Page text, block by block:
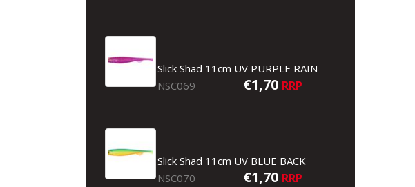
Slick Shad 11cm UV PURPLE RAIN
NSC069
€1,70 RRP
Slick Shad 11cm UV BLUE BACK
NSC070
€1,70 RRP